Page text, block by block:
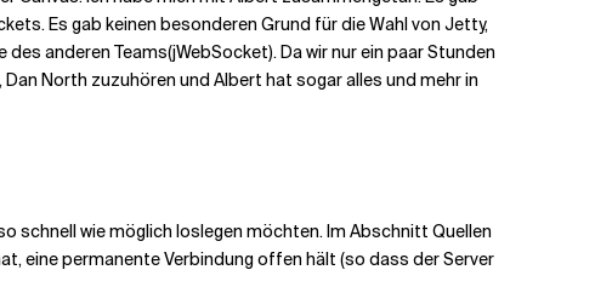
Es gab keinen besonderen Grund für die Wahl von Jetty,
anderen Teams(jWebSocket). Da wir nur ein paar Stunden
North zuzuhören und Albert hat sogar alles und mehr in
schnell wie möglich loslegen möchten. Im Abschnitt Quellen
eine permanente Verbindung offen hält (so dass der Server